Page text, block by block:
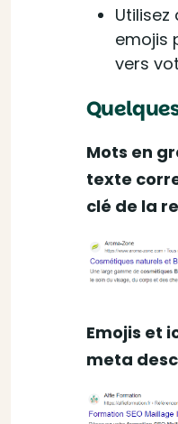
Utilisez
emojis
vers
Mots en
texte
clé de la
Emojis et
meta